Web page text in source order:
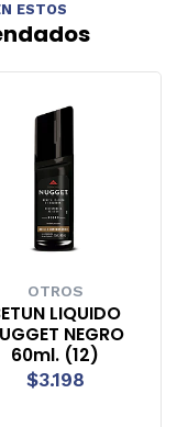
ESTOS
OTROS
LIQUIDO
NEGRO
60ml. (12)
$3.198